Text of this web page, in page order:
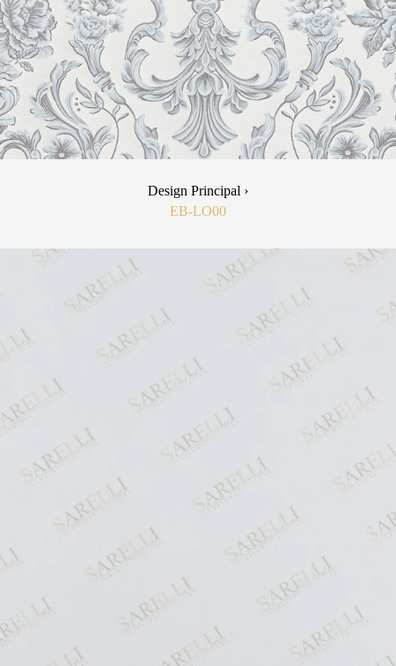
Design Principal ›
EB-LO00